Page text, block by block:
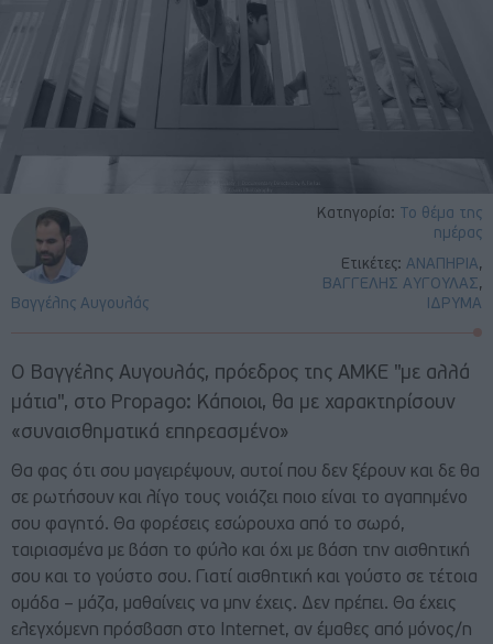
Κατηγορία: Το θέμα της
ημέρας
Ετικέτες: ΑΝΑΠΗΡΙΑ,
ΒΑΓΓΕΛΗΣ ΑΥΓΟΥΛΑΣ,
ΙΔΡΥΜΑ
Βαγγέλης Αυγουλάς
Ο Βαγγέλης Αυγουλάς, πρόεδρος της ΑΜΚΕ "με αλλά
μάτια", στο Propago: Κάποιοι, θα με χαρακτηρίσουν
«συναισθηματικά επηρεασμένο»
Θα φας ότι σου μαγειρέψουν, αυτοί που δεν ξέρουν και δε θα
σε ρωτήσουν και λίγο τους νοιάζει ποιο είναι το αγαπημένο
σου φαγητό. Θα φορέσεις εσώρουχα από το σωρό,
ταιριασμένα με βάση το φύλο και όχι με βάση την αισθητική
σου και το γούστο σου. Γιατί αισθητική και γούστο σε τέτοια
ομάδα – μάζα, μαθαίνεις να μην έχεις. Δεν πρέπει. Θα έχεις
ελεγχόμενη πρόσβαση στο Internet, αν έμαθες από μόνος/η